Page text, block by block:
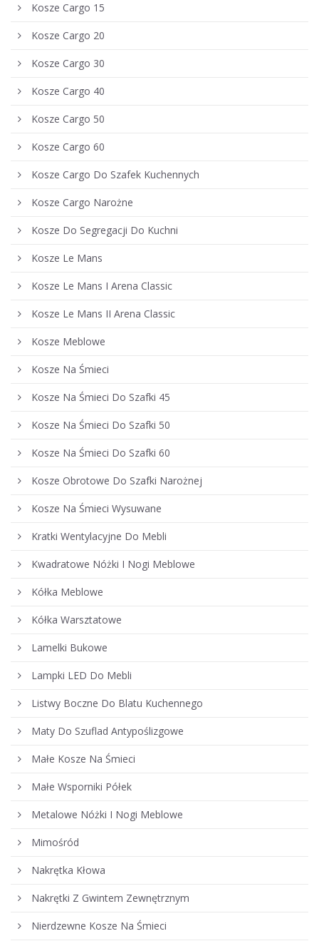
Kosze Cargo 15
Kosze Cargo 20
Kosze Cargo 30
Kosze Cargo 40
Kosze Cargo 50
Kosze Cargo 60
Kosze Cargo Do Szafek Kuchennych
Kosze Cargo Narożne
Kosze Do Segregacji Do Kuchni
Kosze Le Mans
Kosze Le Mans I Arena Classic
Kosze Le Mans II Arena Classic
Kosze Meblowe
Kosze Na Śmieci
Kosze Na Śmieci Do Szafki 45
Kosze Na Śmieci Do Szafki 50
Kosze Na Śmieci Do Szafki 60
Kosze Obrotowe Do Szafki Narożnej
Kosze Na Śmieci Wysuwane
Kratki Wentylacyjne Do Mebli
Kwadratowe Nóżki I Nogi Meblowe
Kółka Meblowe
Kółka Warsztatowe
Lamelki Bukowe
Lampki LED Do Mebli
Listwy Boczne Do Blatu Kuchennego
Maty Do Szuflad Antypoślizgowe
Małe Kosze Na Śmieci
Małe Wsporniki Półek
Metalowe Nóżki I Nogi Meblowe
Mimośród
Nakrętka Kłowa
Nakrętki Z Gwintem Zewnętrznym
Nierdzewne Kosze Na Śmieci